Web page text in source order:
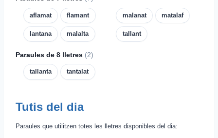
aflamat flamant
lantana malalta
malanat matalaf
tallant
Paraules de 8 lletres (2)
tallanta tantalat
Tutis del dia
Paraules que utilitzen totes les lletres disponibles del dia: